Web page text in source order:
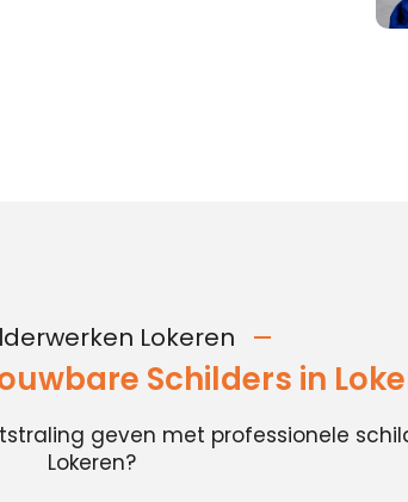
Lokeren
Schilders in
geven met professionele
Lokeren?